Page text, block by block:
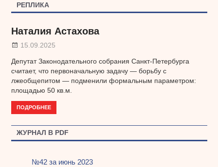
записям
РЕПЛИКА
Наталия Астахова
15.09.2025
Депутат Законодательного собрания Санкт-Петербурга
считает, что первоначальную задачу — борьбу с
лжеобщепитом — подменили формальным параметром:
площадью 50 кв.м.
ПОДРОБНЕЕ
ЖУРНАЛ В PDF
№42 за июнь 2023